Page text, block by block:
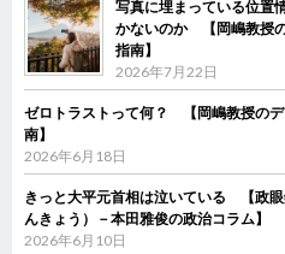
写真に埋まっている位置
かないのか 【岡嶋教授
指南】
2026年7月22日
ゼロトラストって何？ 【岡嶋教授の
南】
2026年6月18日
きっと大平元首相は泣いている 【政
んきょう）－本田雅俊の政治コラム】
2026年6月10日